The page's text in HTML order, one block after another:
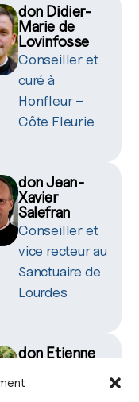
don Didier-
Marie de
Lovinfosse
Conseiller et
curé à
Honfleur –
Côte Fleurie
don Jean-
Xavier
Salefran
Conseiller et
vice recteur au
Sanctuaire de
Lourdes
don Etienne
Conseiller et